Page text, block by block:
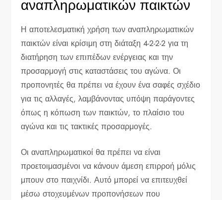
αναπληρωματικών παικτών
Η αποτελεσματική χρήση των αναπληρωματικών
παικτών είναι κρίσιμη στη διάταξη 4-2-2-2 για τη
διατήρηση των επιπέδων ενέργειας και την
προσαρμογή στις καταστάσεις του αγώνα. Οι
προπονητές θα πρέπει να έχουν ένα σαφές σχέδιο
για τις αλλαγές, λαμβάνοντας υπόψη παράγοντες
όπως η κόπωση των παικτών, το πλαίσιο του
αγώνα και τις τακτικές προσαρμογές.
Οι αναπληρωματικοί θα πρέπει να είναι
προετοιμασμένοι να κάνουν άμεση επιρροή μόλις
μπουν στο παιχνίδι. Αυτό μπορεί να επιτευχθεί
μέσω στοχευμένων προπονήσεων που